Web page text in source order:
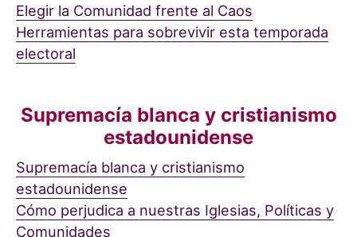
Elegir la Comunidad frente al Caos
Herramientas para sobrevivir esta temporada
electoral
Supremacía blanca y cristianismo
estadounidense
Supremacía blanca y cristianismo
estadounidense
Cómo perjudica a nuestras Iglesias, Políticas y
Comunidades